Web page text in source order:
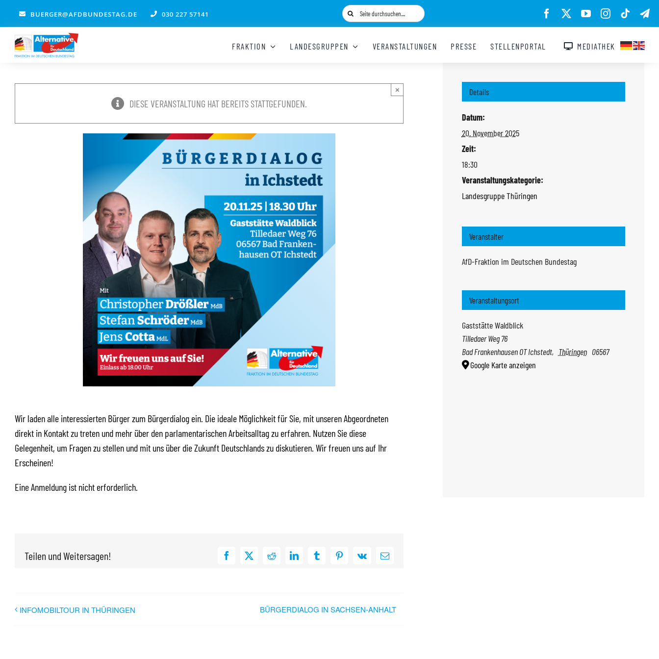
springen
BUERGER@AFDBUNDESTAG.DE 030 227 57141
Suche
nach:
FRAKTION LANDESGRUPPEN VERANSTALTUNGEN PRESSE STELLENPORTAL MEDIATHEK
DIESE VERANSTALTUNG HAT BEREITS STATTGEFUNDEN.
×
Wir laden alle interessierten Bürger zum Bürgerdialog ein. Die ideale Möglichkeit für Sie, mit unseren Abgeordneten
direkt in Kontakt zu treten und mehr über den parlamentarischen Arbeitsalltag zu erfahren. Nutzen Sie diese
Gelegenheit, um Fragen zu stellen und mit uns über die Zukunft Deutschlands zu diskutieren. Wir freuen uns auf Ihr
Erscheinen!
Eine Anmeldung ist nicht erforderlich.
Teilen und Weitersagen! Facebook
X RedditLinkedInTumblrPinterest
Vk
E-
INFOMOBILTOUR IN THÜRINGEN BÜRGERDIALOG IN SACHSEN-ANHALT
Details
Datum:
20. November 2025
Zeit:
18:30
Veranstaltungskategorie:
Landesgruppe Thüringen
Veranstalter
AfD-Fraktion im Deutschen Bundestag
Veranstaltungsort
Gaststätte Waldblick
Tilledaer Weg 76
Bad Frankenhausen OT Ichstedt, Thüringen 06567
Google Karte anzeigen